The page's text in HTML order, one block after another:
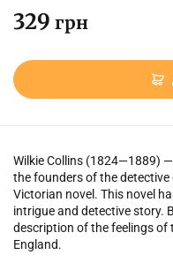
329 грн
Wilkie Collins (1824—1889)
the founders of the detective
Victorian novel. This novel
intrigue and detective story.
description of the feelings of
England.